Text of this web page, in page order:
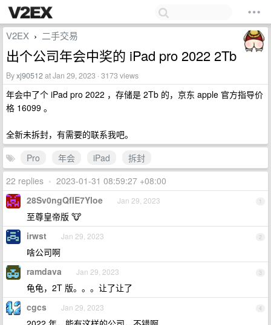
V2EX › 二手交易
出个公司年会中奖的 iPad pro 2022 2Tb
Byxj90512at Jan 29, 2023 · 3173 views
年会中了个 iPad pro 2022 ，存储是 2Tb 的，京东 apple 官方指导价
格 16099 。
全新未拆封，有需要的联系我吧。
Pro
年会 iPad
拆封
22 replies • 2023-01-31 08:59:27 +08:00
1
28Sv0ngQfIE7Yloe Jan 29, 2023
至尊皇帝版 🐮
2
irwst Jan 29, 2023
啥公司啊
3
ramdava Jan 29, 2023
龟龟，2T 版。。。让了让了
4
cgcs Jan 29, 2023